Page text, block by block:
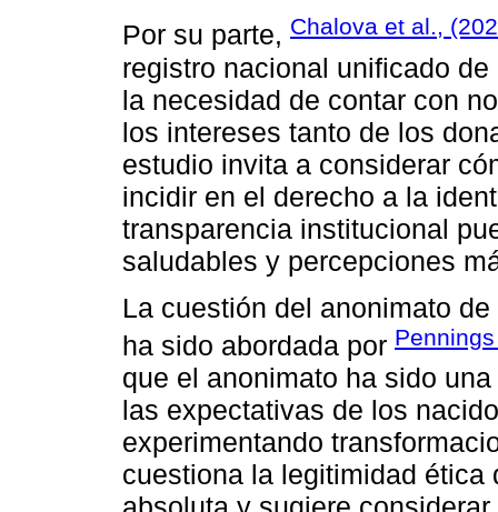
Por su parte, Chalova et al.,
registro nacional unificado
la necesidad de contar con
los intereses tanto de los
estudio invita a considerar
incidir en el derecho a la
transparencia institucional
saludables y percepciones
La cuestión del anonimato
ha sido abordada por
que el anonimato ha sido
las expectativas de los
experimentando
cuestiona la legitimidad